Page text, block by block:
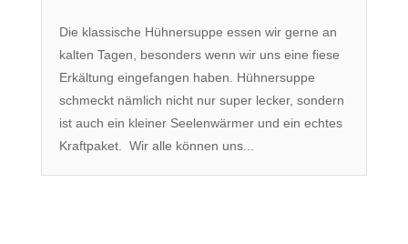
Die klassische Hühnersuppe essen wir gerne an
kalten Tagen, besonders wenn wir uns eine fiese
Erkältung eingefangen haben. Hühnersuppe
schmeckt nämlich nicht nur super lecker, sondern
ist auch ein kleiner Seelenwärmer und ein echtes
Kraftpaket. Wir alle können uns...